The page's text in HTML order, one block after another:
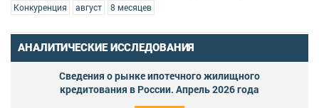
Конкуренция
август 8 месяцев
АНАЛИТИЧЕСКИЕ ИССЛЕДОВАНИЯ
Сведения о рынке ипотечного жилищного
кредитования в России. Апрель 2026 года